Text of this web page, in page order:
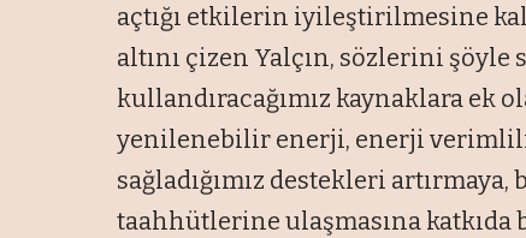
açtığı etkilerin iyileştirilmesine
altını çizen Yalçın, sözlerini
kullandıracağımız kaynaklara ek
yenilenebilir enerji, enerji
sağladığımız destekleri
taahhütlerine ulaşmasına katkıda